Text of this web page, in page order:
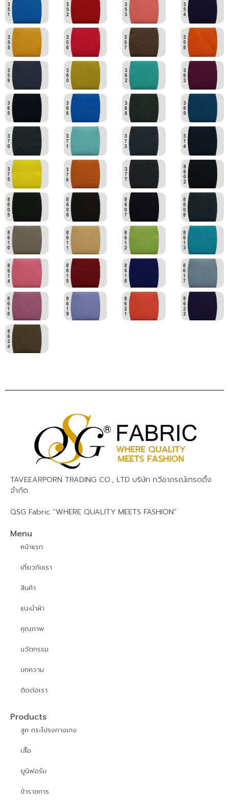
TAVEEARPORN TRADING CO., LTD บริษัท ทวีอาภรณ์เทรดดิ้ง
จำกัด
QSG Fabric “WHERE QUALITY MEETS FASHION”
Menu
หน้าแรก
เกี่ยวกับเรา
สินค้า
แนะนำผ้า
คุณภาพ
นวัตกรรม
บทความ
ติดต่อเรา
Products
สูท กระโปรงกางเกง
เสื้อ
ยูนิฟอร์ม
ข้าราชการ